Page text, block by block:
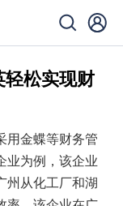
松实现财
用金蝶等财务管
业为例，该企业
州从化工厂和湖